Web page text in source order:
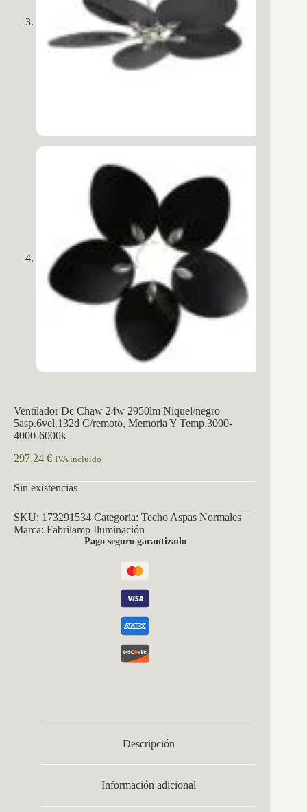
Ventilador Dc Chaw 24w 2950lm Niquel/negro
5asp.6vel.132d C/remoto, Memoria Y Temp.3000-
4000-6000k
297,24 € IVA incluido
Sin existencias
SKU: 173291534 Categoría: Techo Aspas Normales
Marca: Fabrilamp Iluminación
Pago seguro garantizado
Descripción
Información adicional